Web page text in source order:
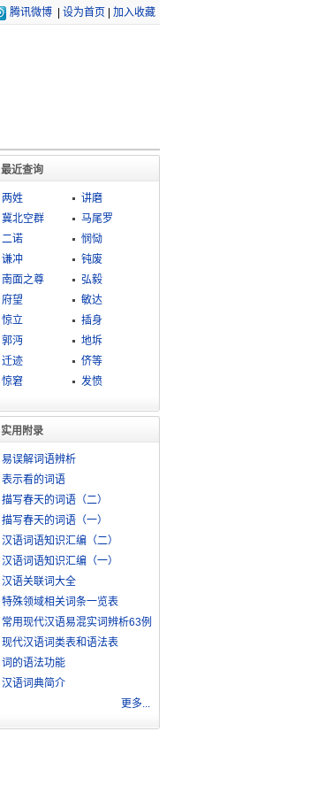
腾讯微博 设为首页 加入收藏
最近查询
两姓
讲磨
冀北空群
马尾罗
二诺
悯恸
谦冲
钝废
南面之尊
弘毅
府望
敏达
惊立
插身
郭沔
地坼
迁迹
侪等
惊窘
发愤
实用附录
易误解词语辨析
表示看的词语
描写春天的词语（二）
描写春天的词语（一）
汉语词语知识汇编（二）
汉语词语知识汇编（一）
汉语关联词大全
特殊领域相关词条一览表
常用现代汉语易混实词辨析63例
现代汉语词类表和语法表
词的语法功能
汉语词典简介
更多...